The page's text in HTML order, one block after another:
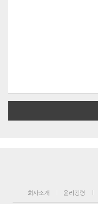
회사소개 윤리강령